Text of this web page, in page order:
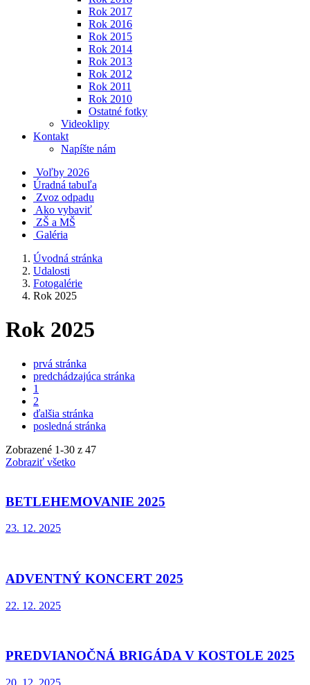
Rok 2017
Rok 2016
Rok 2015
Rok 2014
Rok 2013
Rok 2012
Rok 2011
Rok 2010
Ostatné fotky
Videoklipy
Kontakt
Napíšte nám
Voľby 2026
Úradná tabuľa
Zvoz odpadu
Ako vybaviť
ZŠ a MŠ
Galéria
Úvodná stránka
Udalosti
Fotogalérie
Rok 2025
Rok 2025
prvá stránka
predchádzajúca stránka
1
2
ďalšia stránka
posledná stránka
Zobrazené 1-30 z 47
Zobraziť všetko
BETLEHEMOVANIE 2025
23. 12. 2025
ADVENTNÝ KONCERT 2025
22. 12. 2025
PREDVIANOČNÁ BRIGÁDA V KOSTOLE 2025